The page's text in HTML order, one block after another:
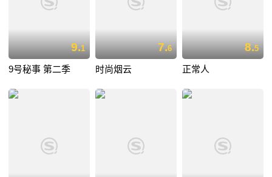
9.1
9号秘事 第二季
7.6
时尚烟云
8.5
正常人